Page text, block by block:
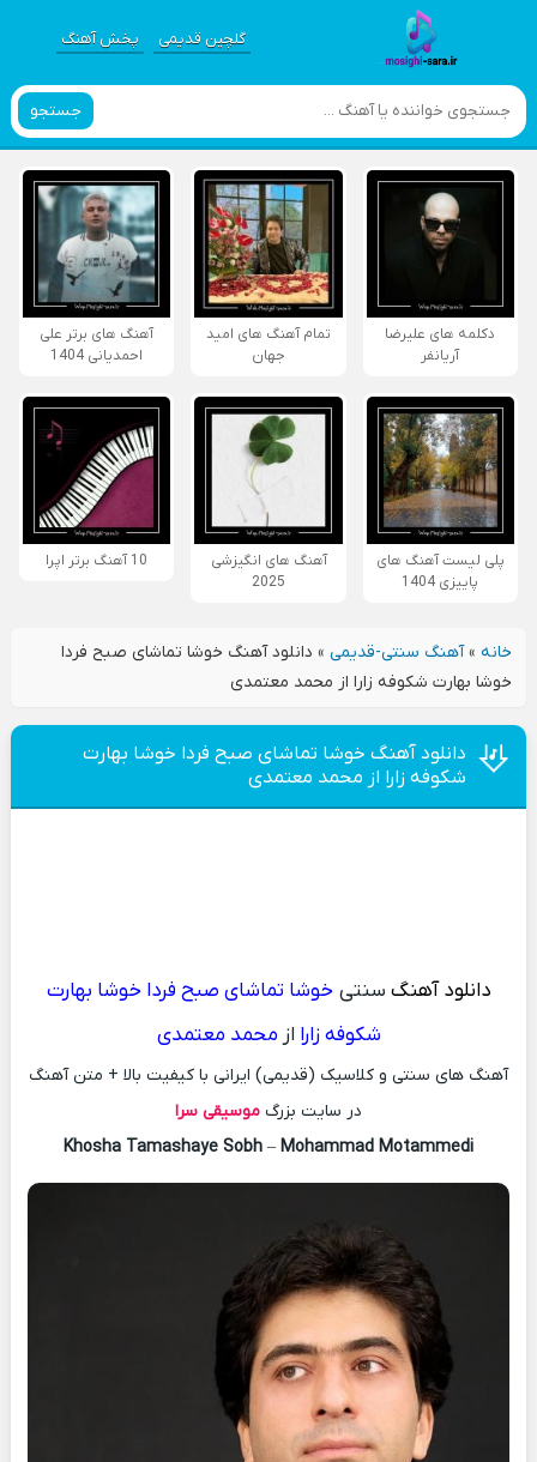
گلچین قدیمی پخش آهنگ
جستجو
دکلمه های علیرضا
آریانفر
تمام آهنگ های امید
جهان
آهنگ های برتر علی
احمدیانی 1404
پلی لیست آهنگ های
پاییزی 1404
آهنگ های انگیزشی
2025
10 آهنگ برتر اپرا
خانه»آهنگ سنتی-قدیمی» دانلود آهنگ خوشا تماشای صبح فردا
خوشا بهارت شکوفه زارا از محمد معتمدی
دانلود آهنگ خوشا تماشای صبح فردا خوشا بهارت
شکوفه زارا از محمد معتمدی
دانلود آهنگ سنتی خوشا تماشای صبح فردا خوشا بهارت
شکوفه زارا از محمد معتمدی
آهنگ های سنتی و کلاسیک (قدیمی) ایرانی با کیفیت بالا + متن آهنگ
در سایت بزرگ موسیقی سرا
Khosha Tamashaye Sobh – Mohammad Motammedi